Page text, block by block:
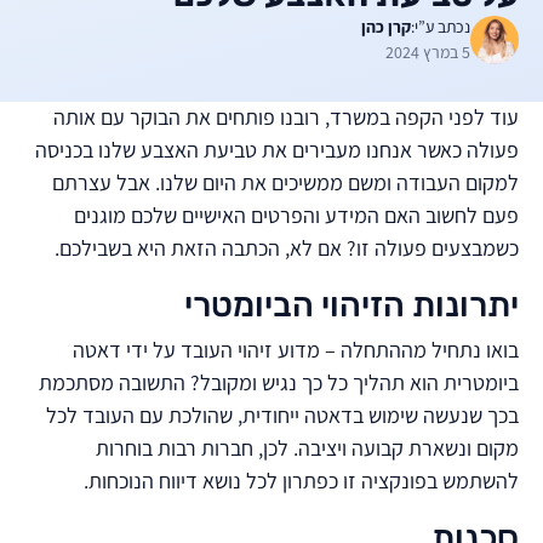
נכתב ע”י:קרן כהן
5 במרץ 2024
עוד לפני הקפה במשרד, רובנו פותחים את הבוקר עם אותה
פעולה כאשר אנחנו מעבירים את טביעת האצבע שלנו בכניסה
למקום העבודה ומשם ממשיכים את היום שלנו. אבל עצרתם
פעם לחשוב האם המידע והפרטים האישיים שלכם מוגנים
כשמבצעים פעולה זו? אם לא, הכתבה הזאת היא בשבילכם.
יתרונות הזיהוי הביומטרי
בואו נתחיל מההתחלה – מדוע זיהוי העובד על ידי דאטה
ביומטרית הוא תהליך כל כך נגיש ומקובל? התשובה מסתכמת
בכך שנעשה שימוש בדאטה ייחודית, שהולכת עם העובד לכל
מקום ונשארת קבועה ויציבה. לכן, חברות רבות בוחרות
להשתמש בפונקציה זו כפתרון לכל נושא דיווח הנוכחות.